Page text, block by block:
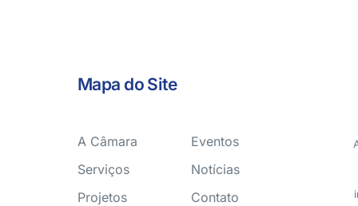
Mapa do Site
A Câmara
Serviços
Projetos
Eventos
Notícias
Contato